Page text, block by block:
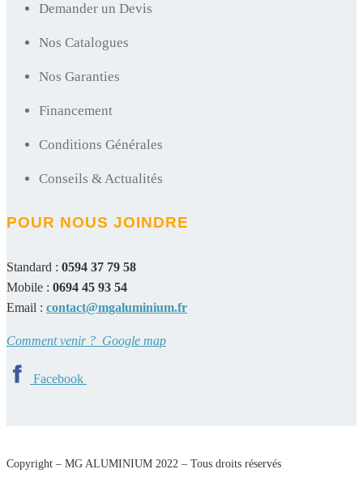
Demander un Devis
Nos Catalogues
Nos Garanties
Financement
Conditions Générales
Conseils & Actualités
POUR NOUS JOINDRE
Standard : 0594 37 79 58
Mobile : 0694 45 93 54
Email : contact@mgaluminium.fr
Comment venir ? Google map
Facebook
Copyright – MG ALUMINIUM 2022 – Tous droits réservés